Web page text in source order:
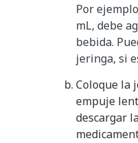
Por
mL, debe
bebida.
jeringa, si
Coloque la
empuje
descargar